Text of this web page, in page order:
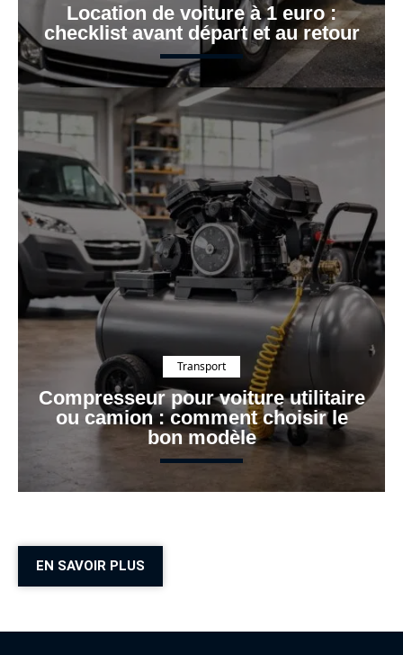
Location de voiture à 1 euro :
checklist avant départ et au retour
Transport
Compresseur pour voiture utilitaire
ou camion : comment choisir le
bon modèle
EN SAVOIR PLUS